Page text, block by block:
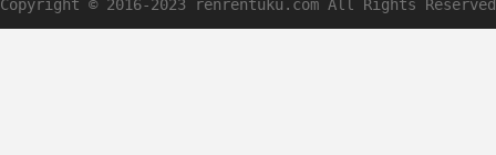
Copyright © 2016-2023 renrentuku.com All Rights